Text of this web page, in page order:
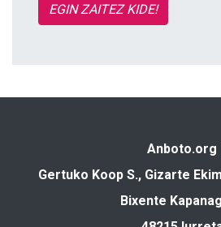
EGIN ZAITEZ KIDE!
Anboto.org
Gertuko Koop S., Gizarte
Bixente